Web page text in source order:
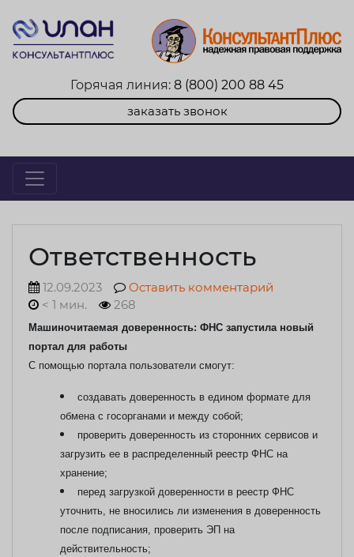
Горячая линия: 8 (800) 200 88 45
заказать звонок
Ответственность
12.09.2023
Оставить комментарий
< 1 мин.
268
Машиночитаемая доверенность: ФНС запустила новый
портал для работы
С помощью портала пользователи смогут:
создавать доверенность в едином формате для
обмена с госорганами и между собой;
проверить доверенность из сторонних сервисов и
загрузить ее в распределенный реестр ФНС на
хранение;
перед загрузкой доверенности в реестр ФНС
уточнить, не вносились ли изменения в доверенность
после подписания, проверить ЭП на
действительность;